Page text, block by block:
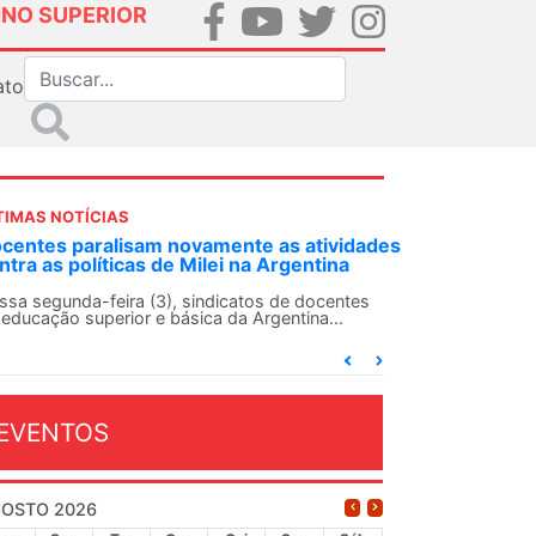
SUPERIOR
NOTÍCIAS
ANDES-SN convoca docentes para Dia de
Solidariedade Internacionalista com Cuba em
O ANDES-SN conclama suas seções sindicais e o
2026